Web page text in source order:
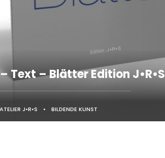
Text – Blätter Edition J•R•S
ATELIER J•R•S • BILDENDE KUNST